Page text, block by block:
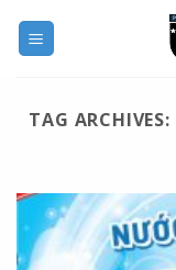
TAG ARCHIVES: